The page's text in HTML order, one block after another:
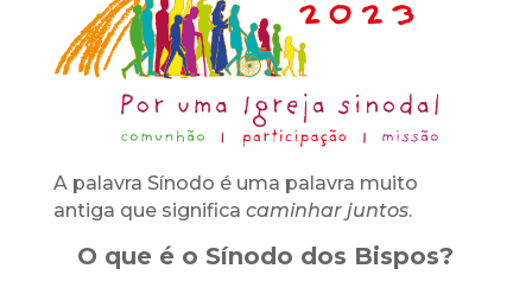
A palavra Sínodo é uma palavra muito
antiga que significa caminhar juntos.
O que é o Sínodo dos Bispos?